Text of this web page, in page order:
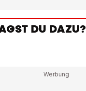
DU DAZU?